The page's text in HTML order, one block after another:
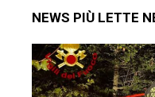
NEWS PIÙ LETTE